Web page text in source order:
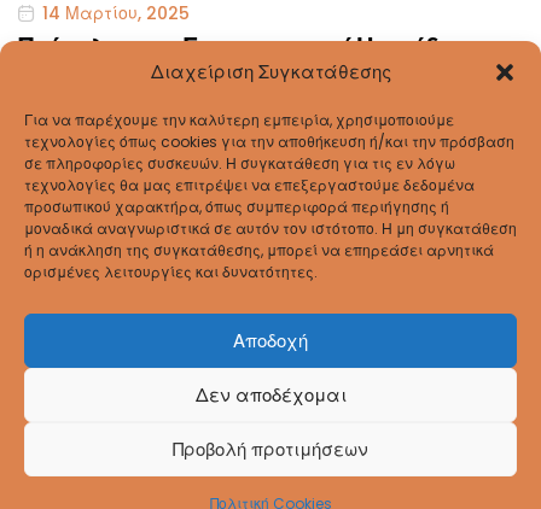
Διαχείριση Συγκατάθεσης
Για να παρέχουμε την καλύτερη εμπειρία, χρησιμοποιούμε
τεχνολογίες όπως cookies για την αποθήκευση ή/και την πρόσβαση
σε πληροφορίες συσκευών. Η συγκατάθεση για τις εν λόγω
τεχνολογίες θα μας επιτρέψει να επεξεργαστούμε δεδομένα
προσωπικού χαρακτήρα, όπως συμπεριφορά περιήγησης ή
μοναδικά αναγνωριστικά σε αυτόν τον ιστότοπο. Η μη συγκατάθεση
ή η ανάκληση της συγκατάθεσης, μπορεί να επηρεάσει αρνητικά
ορισμένες λειτουργίες και δυνατότητες.
Αποδοχή
Δεν αποδέχομαι
Προβολή προτιμήσεων
Πολιτική Cookies
14 Μαρτίου, 2025
Πρόσκληση σε Επιμορφωτική Ημερίδα
δασκάλων Α’ & Β’ τάξης εκπαιδευτικών 1ης
Εκπαίδευση» (02-04-2025)
Πρόσκληση
Υλικό της ημερίδας
4 5 6
Coppyright © 2026ΔΠΕ Ρεθύμνου
Reserved.